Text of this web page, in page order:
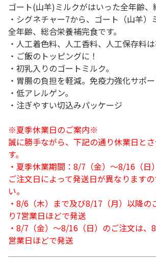
ゴート(山羊)ミルクがはいった全年齢
・シグネチャー7から、ゴート（山羊）
全年齢、総合栄養補完食です。
・人工着色料、人工香料、人工保存料は
・ご飯のトッピングに！
・初乳入りのゴートミルク。
・胃腸の負担を軽減。免疫力強化サポー
・低アレルゲン。
・注ぎやすい切込みパッケージ
※夏季休業日のご案内※
誠に勝手ながら、下記の通り休業日と
す。
・夏季休業期間：8/7（金）～8/16（日）
ご注文日によって発送日が異なります
い。
・8/6（木）まで及び8/17（月）以降の
り7営業日ほどで発送
・8/7（金）～8/16（日）のご注文は、
営業日ほどで発送